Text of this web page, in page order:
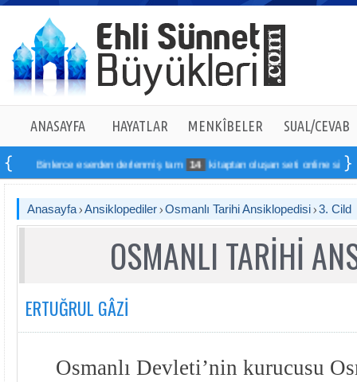
ANASAYFA HAYATLAR MENKÎBELER SUAL/CEVAB
eserden derlenmiş tam 14 kitaptan oluşan seti online sipariş
Anasayfa Ansiklopediler Osmanlı Tarihi Ansiklopedisi 3. Cild
OSMANLI TARİHİ
ERTUĞRUL GÂZİ
Osmanlı Devleti’nin kurucusu